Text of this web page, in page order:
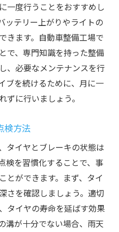
一度行うことをおすすめし
ッテリー上がりやライトの
きます。自動車整備工場で
で、専門知識を持った整備
、必要なメンテナンスを行
ブを続けるために、月に一
ずに行いましょう。
検方法
タイヤとブレーキの状態は
検を習慣化することで、事
とができます。まず、タイ
さを確認しましょう。適切
タイヤの寿命を延ばす効果
溝が十分でない場合、雨天